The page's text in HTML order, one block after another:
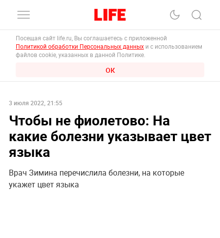
Посещая сайт life.ru, Вы соглашаетесь с приложенной
Политикой обработки Персональных данных и с использованием
файлов cookie, указанных в данной Политике.
ОК
3 июля 2022, 21:55
Чтобы не фиолетово: На
какие болезни указывает цвет
языка
Врач Зимина перечислила болезни, на которые
укажет цвет языка